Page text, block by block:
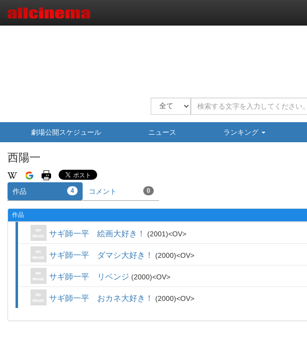
劇場公開スケジュール ニュース ランキング
西陽一
作品 4 コメント 0
作品
サギ師一平 絵画大好き！ 2001 OV
サギ師一平 ダマシ大好き！ 2000 OV
サギ師一平 リベンジ 2000 OV
サギ師一平 おカネ大好き！ 2000 OV